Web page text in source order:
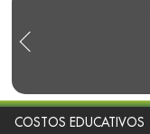
COSTOS EDUCATIVOS